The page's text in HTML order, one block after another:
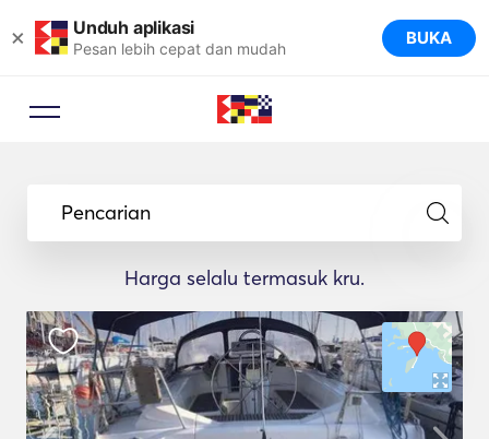
× Unduh aplikasi
Pesan lebih cepat dan mudah BUKA
Pencarian
Harga selalu termasuk kru.